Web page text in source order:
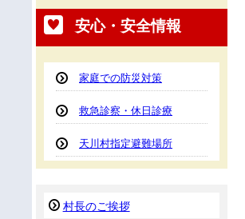
安心・安全情報
家庭での防災対策
救急診察・休日診療
天川村指定避難場所
村長のご挨拶